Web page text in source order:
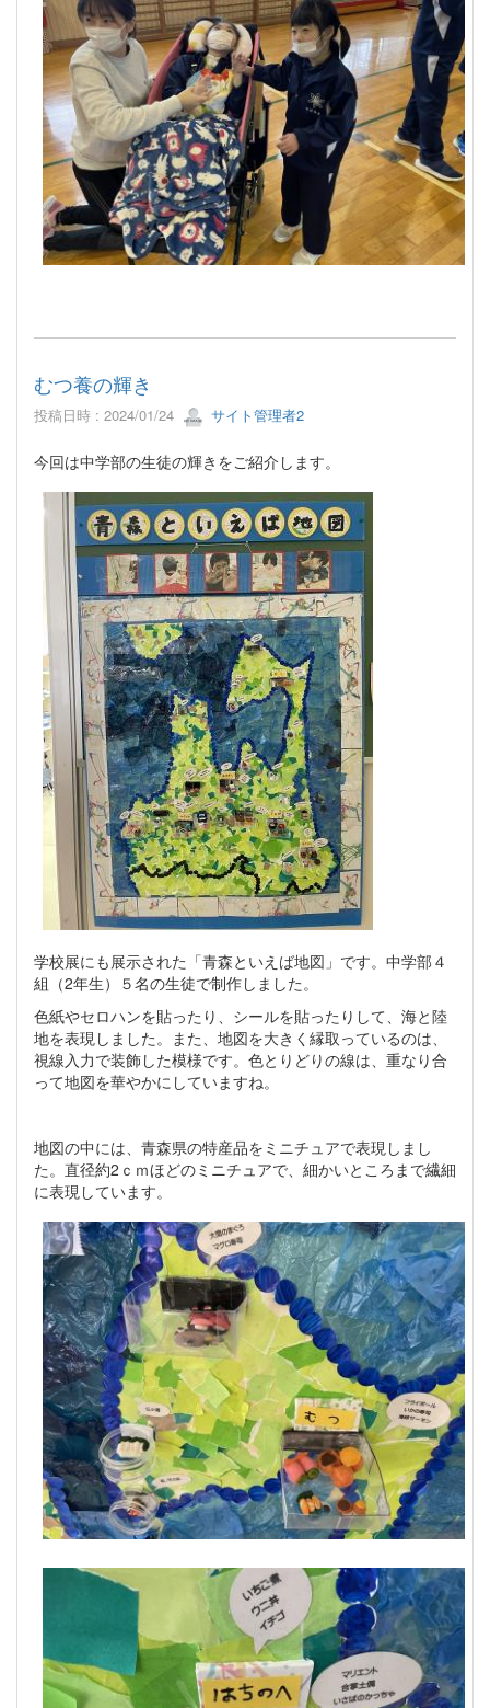
むつ養の輝き
投稿日時 : 2024/01/24 サイト管理者2
今回は中学部の生徒の輝きをご紹介します。
学校展にも展示された「青森といえば地図」です。中学部４
組（2年生）５名の生徒で制作しました。
色紙やセロハンを貼ったり、シールを貼ったりして、海と陸
地を表現しました。また、地図を大きく縁取っているのは、
視線入力で装飾した模様です。色とりどりの線は、重なり合
って地図を華やかにしていますね。
地図の中には、青森県の特産品をミニチュアで表現しまし
た。直径約2ｃｍほどのミニチュアで、細かいところまで繊細
に表現しています。